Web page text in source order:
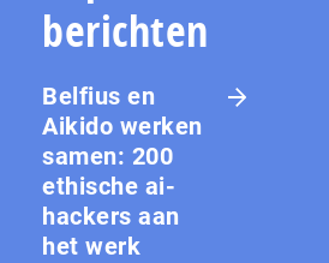
berichten
Belfius en
Aikido werken
samen: 200
ethische ai-
hackers aan
het werk